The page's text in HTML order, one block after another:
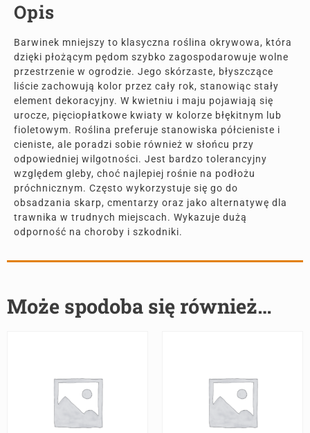
Opis
Barwinek mniejszy to klasyczna roślina okrywowa, która
dzięki płożącym pędom szybko zagospodarowuje wolne
przestrzenie w ogrodzie. Jego skórzaste, błyszczące
liście zachowują kolor przez cały rok, stanowiąc stały
element dekoracyjny. W kwietniu i maju pojawiają się
urocze, pięciopłatkowe kwiaty w kolorze błękitnym lub
fioletowym. Roślina preferuje stanowiska półcieniste i
cieniste, ale poradzi sobie również w słońcu przy
odpowiedniej wilgotności. Jest bardzo tolerancyjny
względem gleby, choć najlepiej rośnie na podłożu
próchnicznym. Często wykorzystuje się go do
obsadzania skarp, cmentarzy oraz jako alternatywę dla
trawnika w trudnych miejscach. Wykazuje dużą
odporność na choroby i szkodniki.
Może spodoba się również…